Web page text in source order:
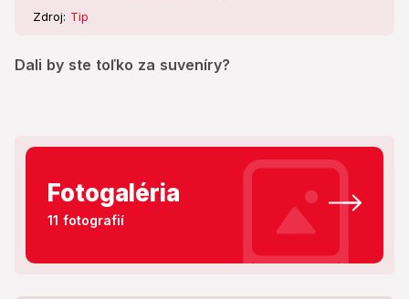
Zdroj: Tip
Dali by ste toľko za suveníry?
Fotogaléria
11 fotografií